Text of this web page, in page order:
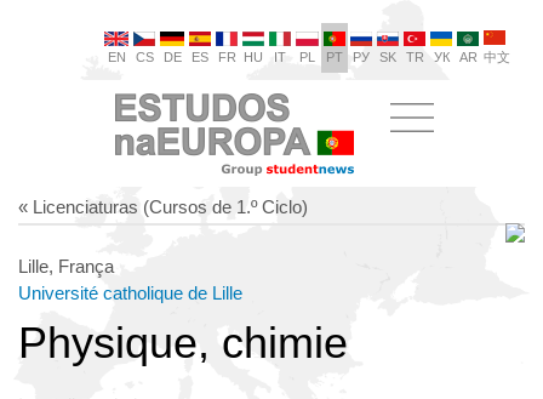
EN CS DE ES FR HU IT PL PT РУ SK TR УК AR 中文
« Licenciaturas (Cursos de 1.º Ciclo)
Lille, França
Université catholique de Lille
Physique, chimie